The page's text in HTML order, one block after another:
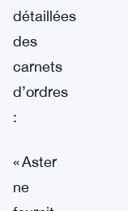
détaillées
des
carnets
d’ordres
:
« Aster
ne